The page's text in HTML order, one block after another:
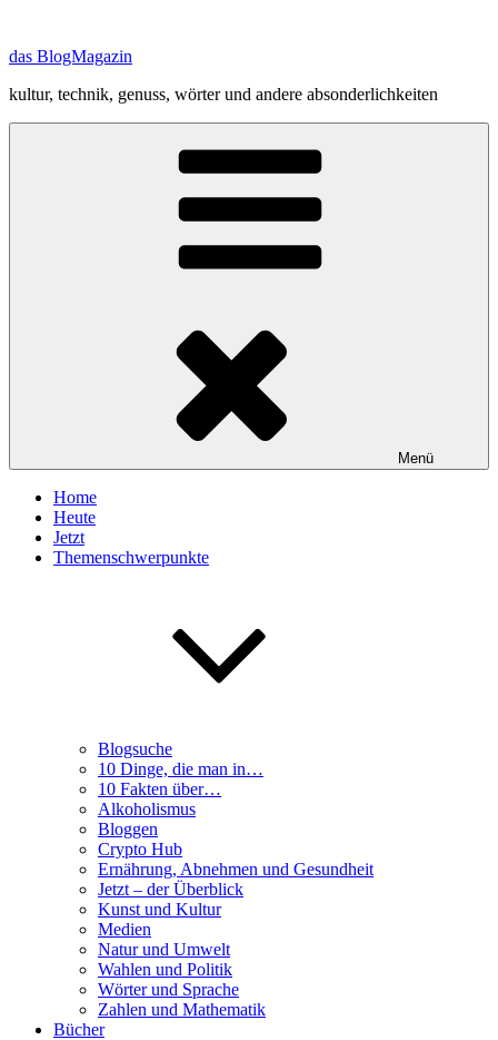
springen
das BlogMagazin
kultur, technik, genuss, wörter und andere absonderlichkeiten
Menü
Home
Heute
Jetzt
Themenschwerpunkte
Blogsuche
10 Dinge, die man in…
10 Fakten über…
Alkoholismus
Bloggen
Crypto Hub
Ernährung, Abnehmen und Gesundheit
Jetzt – der Überblick
Kunst und Kultur
Medien
Natur und Umwelt
Wahlen und Politik
Wörter und Sprache
Zahlen und Mathematik
Bücher